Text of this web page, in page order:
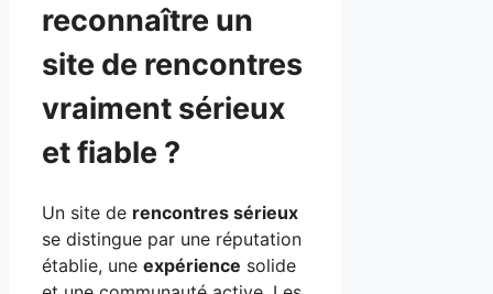
reconnaître un
site de rencontres
vraiment sérieux
et fiable ?
Un site de rencontres sérieux
se distingue par une réputation
établie, une expérience solide